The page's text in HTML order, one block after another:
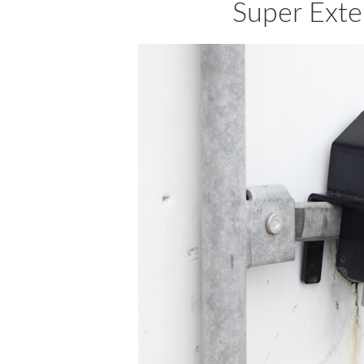
Super